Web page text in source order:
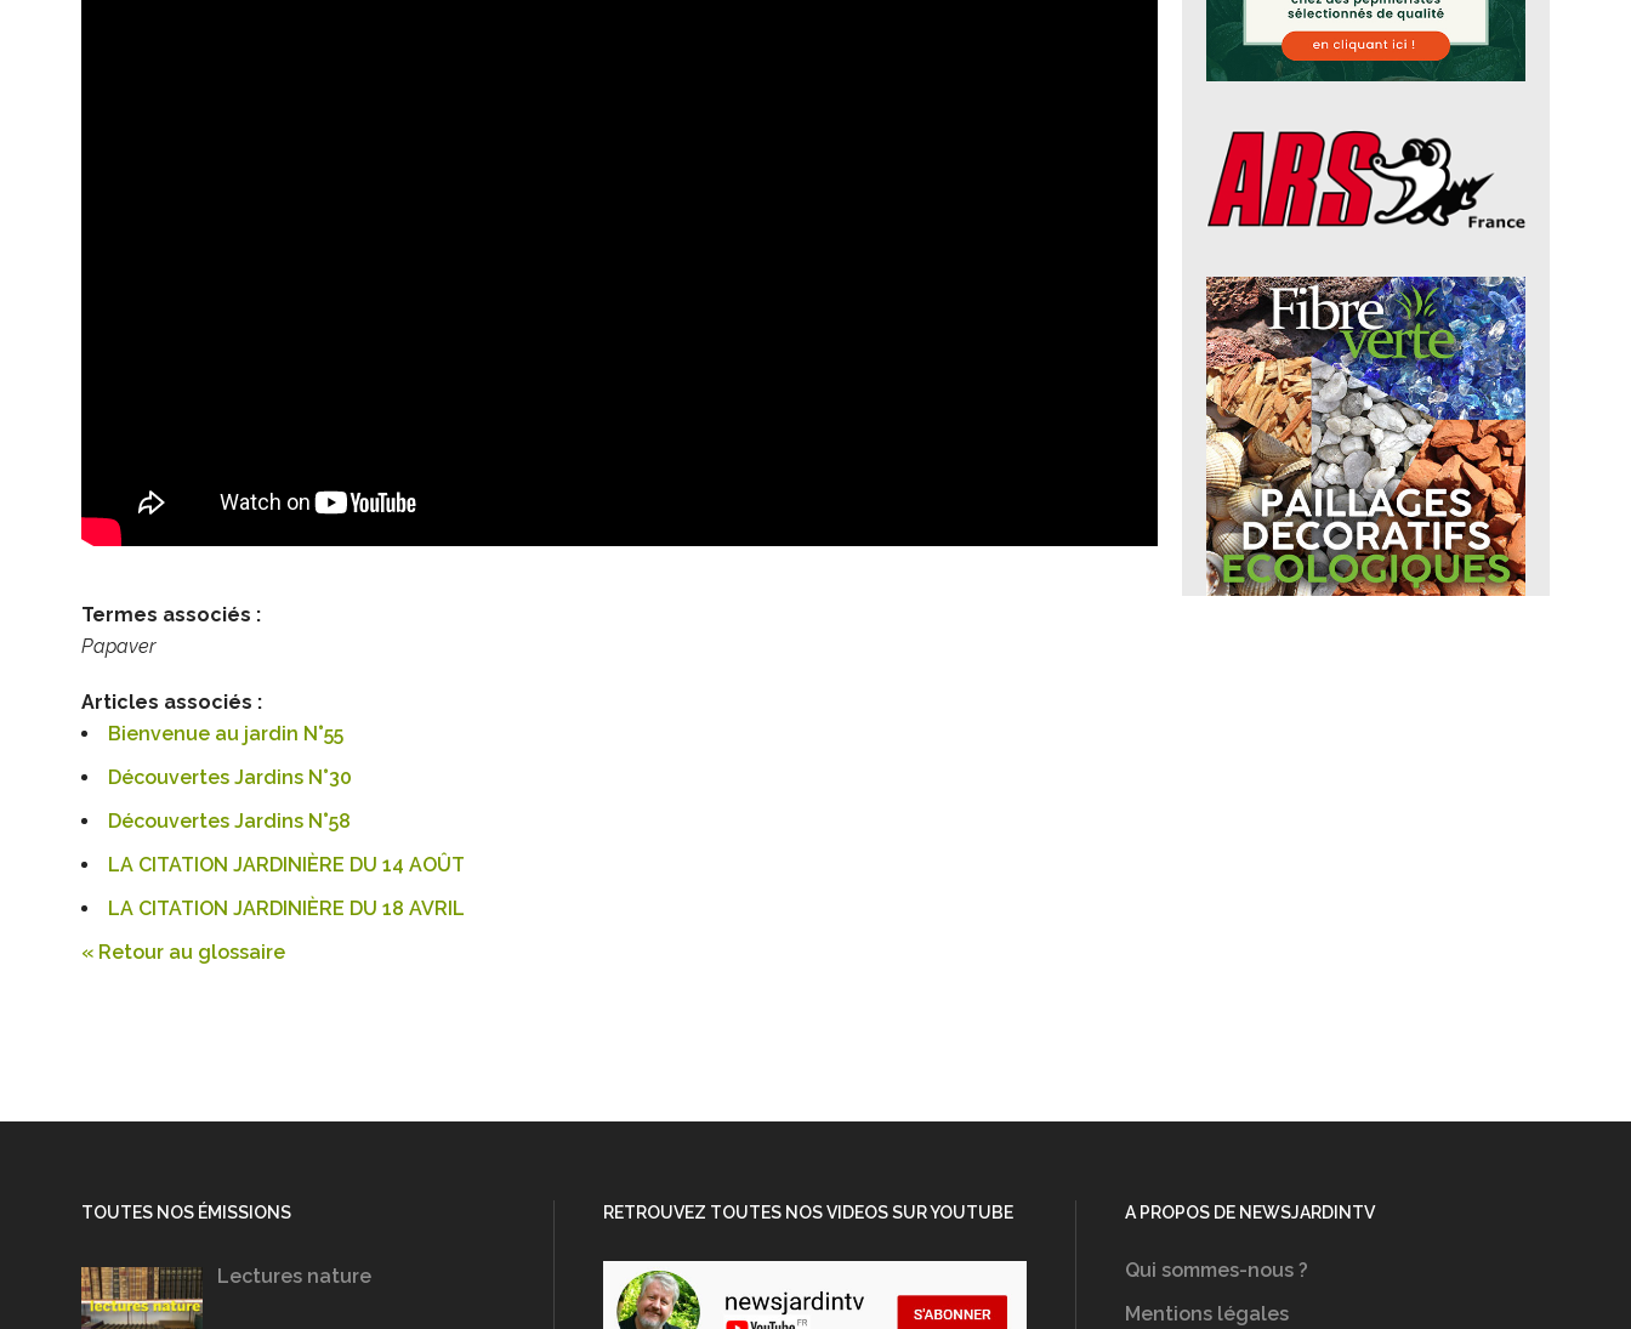
Termes associés :
Papaver
Articles associés :
Bienvenue au jardin N°55
Découvertes Jardins N°30
Découvertes Jardins N°58
LA CITATION JARDINIÈRE DU 14 AOÛT
LA CITATION JARDINIÈRE DU 18 AVRIL
« Retour au glossaire
TOUTES NOS ÉMISSIONS
Lectures nature
RETROUVEZ TOUTES NOS VIDEOS SUR YOUTUBE A PROPOS DE NEWSJARDINTV
Qui sommes-nous ?
Mentions légales